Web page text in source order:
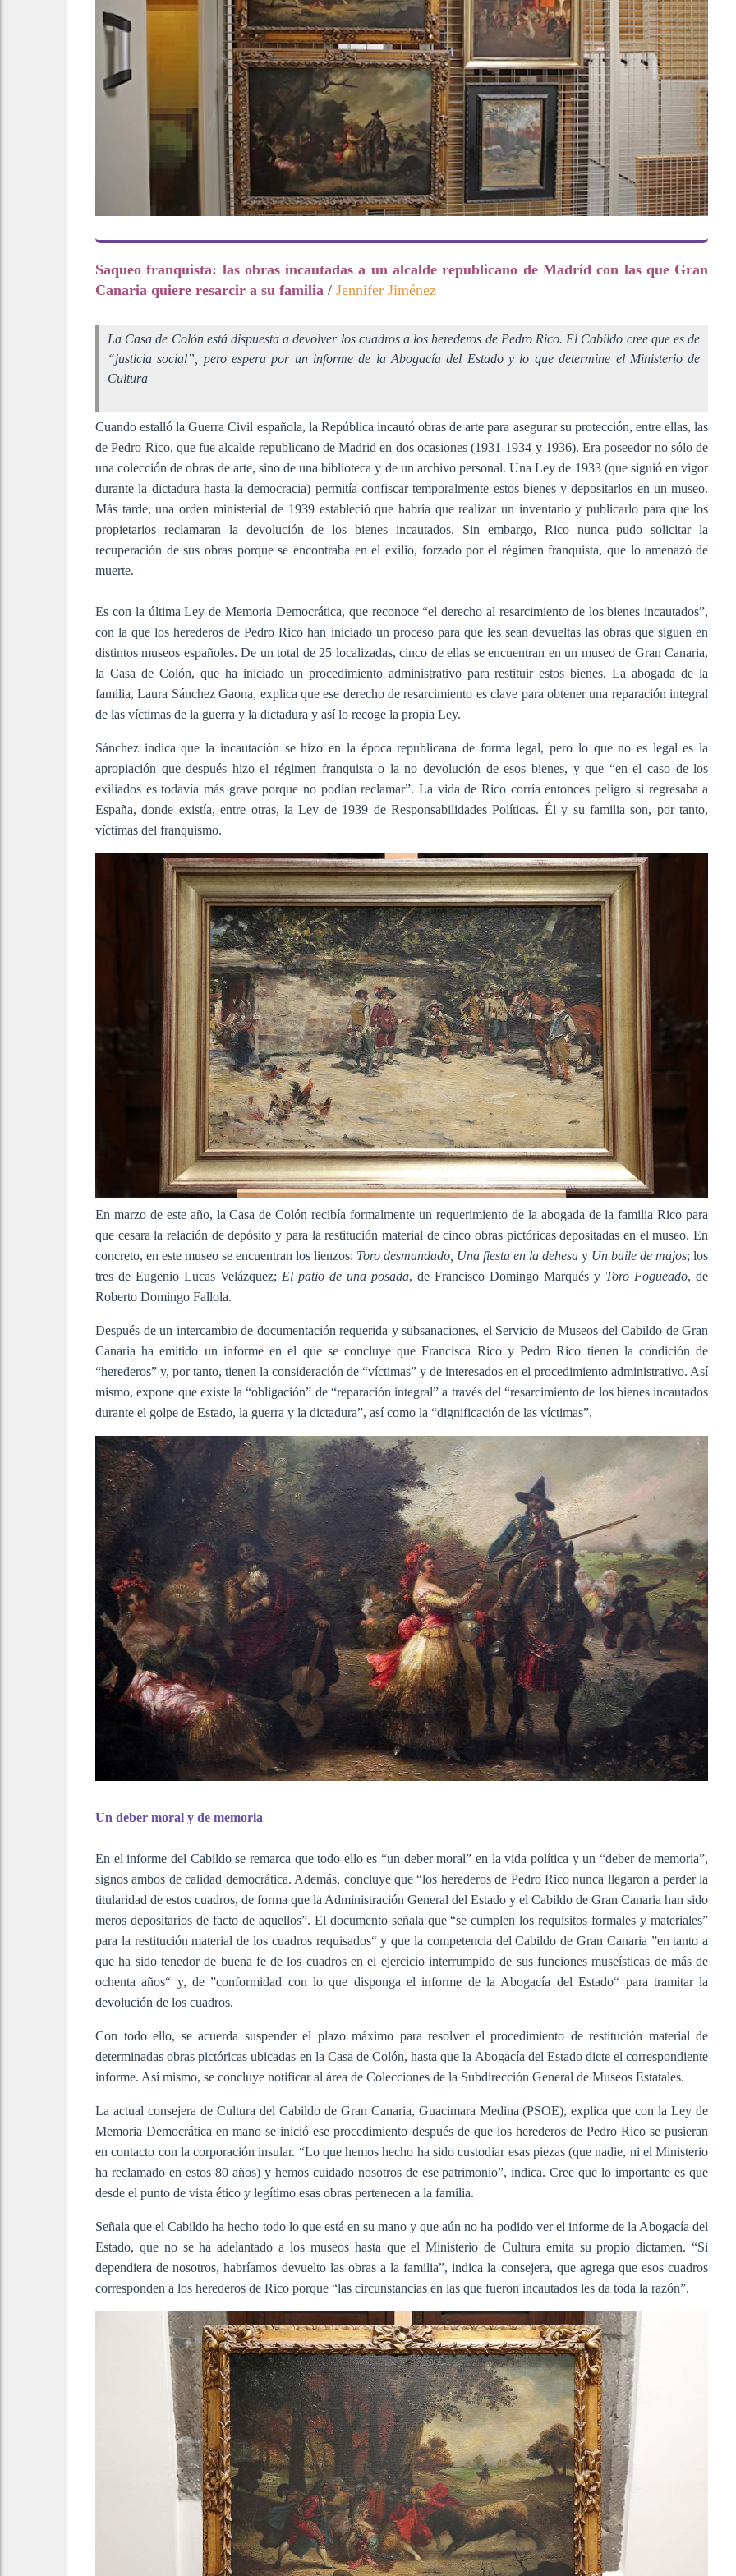
Saqueo franquista: las obras incautadas a un alcalde republicano de Madrid con las que Gran
Canaria quiere resarcir a su familia / Jennifer Jiménez
La Casa de Colón está dispuesta a devolver los cuadros a los herederos de Pedro Rico. El Cabildo cree que es de
“justicia social”, pero espera por un informe de la Abogacía del Estado y lo que determine el Ministerio de
Cultura
Cuando estalló la Guerra Civil española, la República incautó obras de arte para asegurar su protección, entre ellas, las
de Pedro Rico, que fue alcalde republicano de Madrid en dos ocasiones (1931-1934 y 1936). Era poseedor no sólo de
una colección de obras de arte, sino de una biblioteca y de un archivo personal. Una Ley de 1933 (que siguió en vigor
durante la dictadura hasta la democracia) permitía confiscar temporalmente estos bienes y depositarlos en un museo.
Más tarde, una orden ministerial de 1939 estableció que habría que realizar un inventario y publicarlo para que los
propietarios reclamaran la devolución de los bienes incautados. Sin embargo, Rico nunca pudo solicitar la
recuperación de sus obras porque se encontraba en el exilio, forzado por el régimen franquista, que lo amenazó de
muerte.
Es con la última Ley de Memoria Democrática, que reconoce “el derecho al resarcimiento de los bienes incautados”,
con la que los herederos de Pedro Rico han iniciado un proceso para que les sean devueltas las obras que siguen en
distintos museos españoles. De un total de 25 localizadas, cinco de ellas se encuentran en un museo de Gran Canaria,
la Casa de Colón, que ha iniciado un procedimiento administrativo para restituir estos bienes. La abogada de la
familia, Laura Sánchez Gaona, explica que ese derecho de resarcimiento es clave para obtener una reparación integral
de las víctimas de la guerra y la dictadura y así lo recoge la propia Ley.
Sánchez indica que la incautación se hizo en la época republicana de forma legal, pero lo que no es legal es la
apropiación que después hizo el régimen franquista o la no devolución de esos bienes, y que “en el caso de los
exiliados es todavía más grave porque no podían reclamar”. La vida de Rico corría entonces peligro si regresaba a
España, donde existía, entre otras, la Ley de 1939 de Responsabilidades Políticas. Él y su familia son, por tanto,
víctimas del franquismo.
En marzo de este año, la Casa de Colón recibía formalmente un requerimiento de la abogada de la familia Rico para
que cesara la relación de depósito y para la restitución material de cinco obras pictóricas depositadas en el museo. En
concreto, en este museo se encuentran los lienzos: Toro desmandado, Una fiesta en la dehesay Un baile de majos; los
tres de Eugenio Lucas Velázquez; El patio de una posada, de Francisco Domingo Marqués y Toro Fogueado, de
Roberto Domingo Fallola.
Después de un intercambio de documentación requerida y subsanaciones, el Servicio de Museos del Cabildo de Gran
Canaria ha emitido un informe en el que se concluye que Francisca Rico y Pedro Rico tienen la condición de
“herederos” y, por tanto, tienen la consideración de “víctimas” y de interesados en el procedimiento administrativo. Así
mismo, expone que existe la “obligación” de “reparación integral” a través del “resarcimiento de los bienes incautados
durante el golpe de Estado, la guerra y la dictadura”, así como la “dignificación de las víctimas”.
Un deber moral y de memoria
En el informe del Cabildo se remarca que todo ello es “un deber moral” en la vida política y un “deber de memoria”,
signos ambos de calidad democrática. Además, concluye que “los herederos de Pedro Rico nunca llegaron a perder la
titularidad de estos cuadros, de forma que la Administración General del Estado y el Cabildo de Gran Canaria han sido
meros depositarios de facto de aquellos”. El documento señala que “se cumplen los requisitos formales y materiales”
para la restitución material de los cuadros requisados“ y que la competencia del Cabildo de Gran Canaria ”en tanto a
que ha sido tenedor de buena fe de los cuadros en el ejercicio interrumpido de sus funciones museísticas de más de
ochenta años“ y, de ”conformidad con lo que disponga el informe de la Abogacía del Estado“ para tramitar la
devolución de los cuadros.
Con todo ello, se acuerda suspender el plazo máximo para resolver el procedimiento de restitución material de
determinadas obras pictóricas ubicadas en la Casa de Colón, hasta que la Abogacía del Estado dicte el correspondiente
informe. Así mismo, se concluye notificar al área de Colecciones de la Subdirección General de Museos Estatales.
La actual consejera de Cultura del Cabildo de Gran Canaria, Guacimara Medina (PSOE), explica que con la Ley de
Memoria Democrática en mano se inició ese procedimiento después de que los herederos de Pedro Rico se pusieran
en contacto con la corporación insular. “Lo que hemos hecho ha sido custodiar esas piezas (que nadie, ni el Ministerio
ha reclamado en estos 80 años) y hemos cuidado nosotros de ese patrimonio”, indica. Cree que lo importante es que
desde el punto de vista ético y legítimo esas obras pertenecen a la familia.
Señala que el Cabildo ha hecho todo lo que está en su mano y que aún no ha podido ver el informe de la Abogacía del
Estado, que no se ha adelantado a los museos hasta que el Ministerio de Cultura emita su propio dictamen. “Si
dependiera de nosotros, habríamos devuelto las obras a la familia”, indica la consejera, que agrega que esos cuadros
corresponden a los herederos de Rico porque “las circunstancias en las que fueron incautados les da toda la razón”.